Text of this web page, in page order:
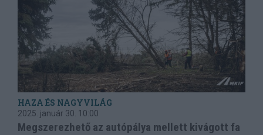
HAZA ÉS NAGYVILÁG
2025. január 30. 10:00
Megszerezhető az autópálya mellett kivágott fa